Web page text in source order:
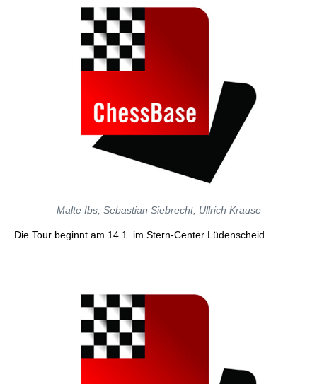
Malte Ibs, Sebastian Siebrecht, Ullrich Krause
Die Tour beginnt am 14.1. im Stern-Center Lüdenscheid.